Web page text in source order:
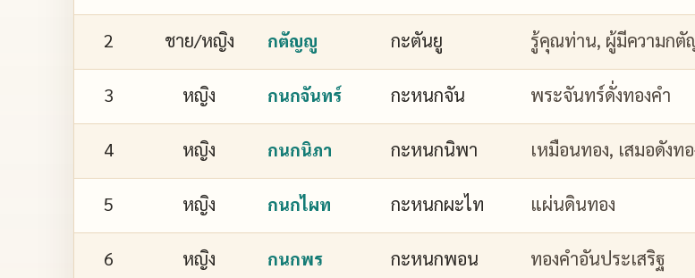
2 ชาย/หญิง กตัญญู กะตันยู รู้คุณท่าน, ผู้มีความก
3 หญิง กนกจันทร์ กะหนกจัน พระจันทร์ดั่งทองคำ
4 หญิง กนกนิภา กะหนกนิพา เหมือนทอง, เสมอดังท
5 หญิง กนกไผท กะหนกผะไท แผ่นดินทอง
6 หญิง กนกพร กะหนกพอน ทองคำอันประเสริฐ